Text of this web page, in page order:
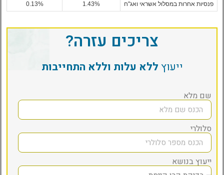
פנסיות אחרות במסלול אשראי ואג"ח 1.43%
0.13%
צריכים עזרה?
ייעוץללא עלות וללא התחייבות
שם מלא
סלולרי
ייעוץ בנושא